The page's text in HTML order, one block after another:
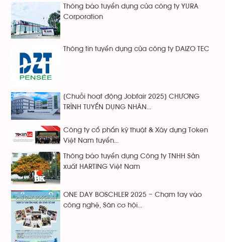
Thông báo tuyển dụng của công ty YURA
Corporation
Thông tin tuyển dụng của công ty DAIZO TEC
[Chuỗi hoạt động Jobfair 2025] CHƯƠNG
TRÌNH TUYỂN DỤNG NHÂN...
Công ty cổ phẩn kỹ thuật & Xây dựng Token
Việt Nam tuyển...
Thông báo tuyển dụng Công ty TNHH Sản
xuất HARTING Việt Nam
ONE DAY BOSCHLER 2025 – Chạm tay vào
công nghệ, Săn cơ hội...